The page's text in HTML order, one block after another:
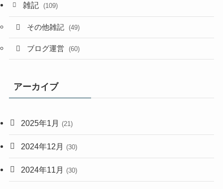
雑記 (109)
その他雑記 (49)
ブログ運営 (60)
アーカイブ
2025年1月 (21)
2024年12月 (30)
2024年11月 (30)